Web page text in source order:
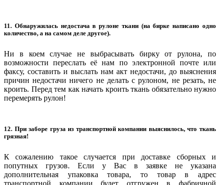
11. Обнаружилась недостача в рулоне ткани (на бирке написано одно
количество, а на самом деле другое).
Ни в коем случае не выбрасывать бирку от рулона, по
возможности переслать её нам по электронной почте или
факсу, составить и выслать нам акт недостачи, до выяснения
причин недостачи ничего не делать с рулоном, не резать, не
кроить. Перед тем как начать кроить ткань обязательно нужно
перемерять рулон!
12. При заборе груза из транспортной компании выяснилось, что ткань
грязная!
К сожалению такое случается при доставке сборных и
попутных грузов. Если у Вас в заявке не указана
дополнительная упаковка товара, то товар в адрес